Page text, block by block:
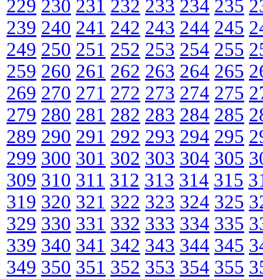
229 230 231 232 233 234 235
239 240 241 242 243 244 245
249 250 251 252 253 254 255
259 260 261 262 263 264 265
269 270 271 272 273 274 275
279 280 281 282 283 284 285
289 290 291 292 293 294 295
299 300 301 302 303 304 305
309 310 311 312 313 314 315
319 320 321 322 323 324 325
329 330 331 332 333 334 335
339 340 341 342 343 344 345
349 350 351 352 353 354 355